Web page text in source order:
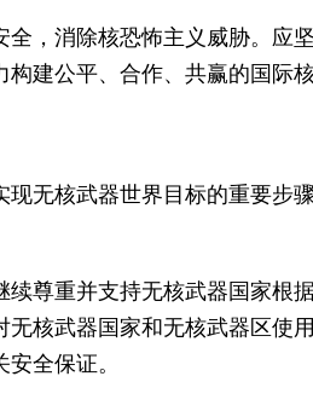
消除核恐怖主义威胁。应坚
构建公平、合作、共赢的国际
无核武器世界目标的重要步
重并支持无核武器国家根
无核武器国家和无核武器区使
全保证。